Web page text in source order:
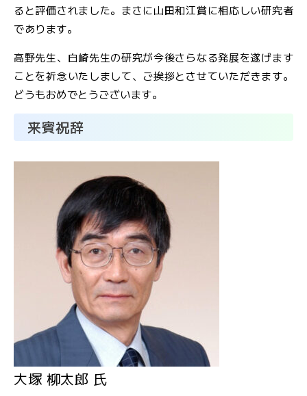
ると評価されました。まさに山田和江賞に相応しい研究者
であります。
高野先生、白崎先生の研究が今後さらなる発展を遂げます
ことを祈念いたしまして、ご挨拶とさせていただきます。
どうもおめでとうございます。
来賓祝辞
大塚 柳太郎 氏